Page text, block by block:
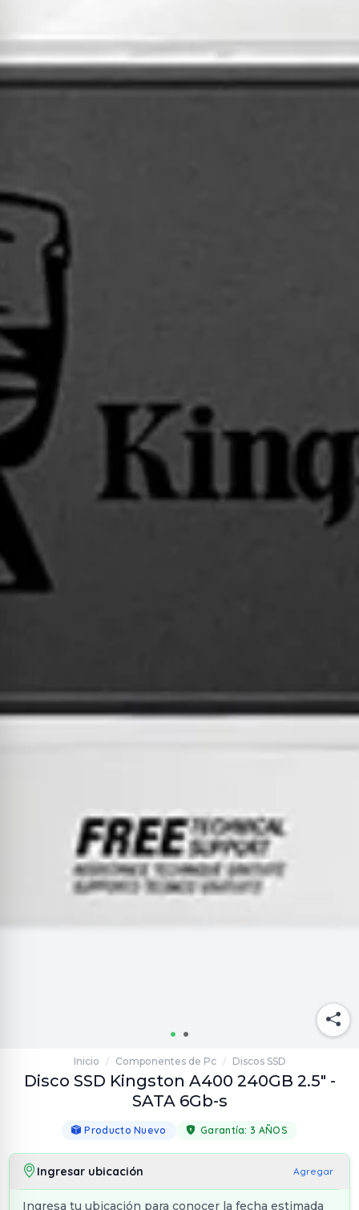
Inicio / Componentes de Pc / Discos SSD
Disco SSD Kingston A400 240GB 2.5" -
SATA 6Gb-s
Producto Nuevo Garantía: 3 AÑOS
Ingresar ubicación Agregar
Ingresa tu ubicación para conocer la fecha estimada